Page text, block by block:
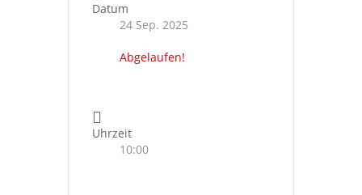
Datum
24 Sep. 2025
Abgelaufen!
Uhrzeit
10:00